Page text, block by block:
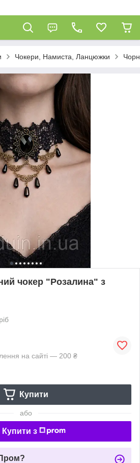
Чокери, Намиста, Ланцюжки
чокер "Розалина" з
на сайті — 200 ₴
Купити
або
Купити з